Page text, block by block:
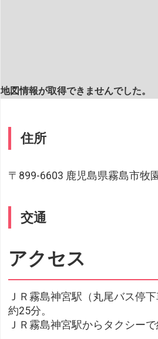
地図情報が取得できませんでした。
住所
〒899-6603 鹿児島県霧島市牧
交通
アクセス
ＪＲ霧島神宮駅（丸尾バス停
約25分。
ＪＲ霧島神宮駅からタクシーで